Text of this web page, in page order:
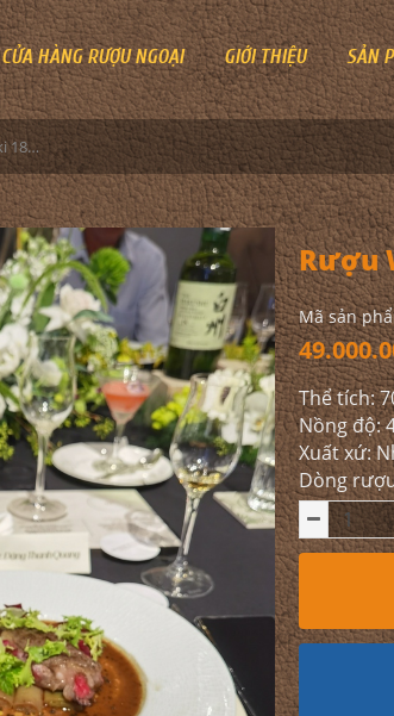
CỬA HÀNG RƯỢU NGOẠI GIỚI THIỆU SẢN
Rượu Whisky Yamazaki 18YO Mizunara Edition
Rượu
Mã sản
Thể tích:
Nồng độ:
Xuất xứ:
Dòng